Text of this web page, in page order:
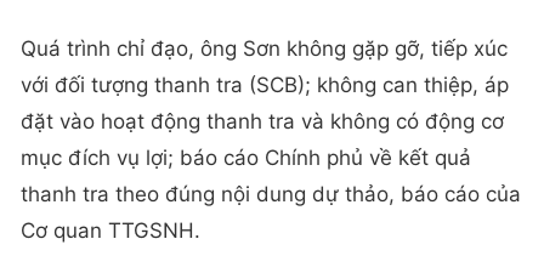
Quá trình chỉ đạo, ông Sơn không gặp gỡ, tiếp xúc
với đối tượng thanh tra (SCB); không can thiệp, áp
đặt vào hoạt động thanh tra và không có động cơ
mục đích vụ lợi; báo cáo Chính phủ về kết quả
thanh tra theo đúng nội dung dự thảo, báo cáo của
Cơ quan TTGSNH.